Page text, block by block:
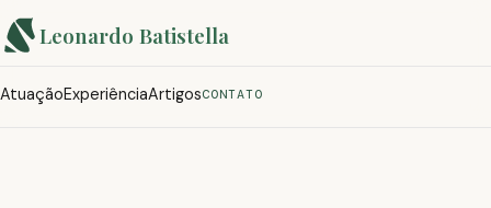
Leonardo Batistella
AtuaçãoExperiênciaArtigosCONTATO